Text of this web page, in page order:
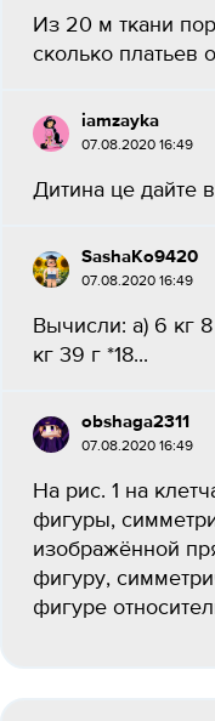
Из 20 м ткани
сколько платьев
iamzayka
07.08.2020 16:49
Дитина це дайте
SashaKo9420
07.08.2020 16:49
Вычисли: а) 6 кг 8
кг 39 г *18...
obshaga2311
07.08.2020 16:49
На рис. 1 на
фигуры,
изображённой
фигуру,
фигуре